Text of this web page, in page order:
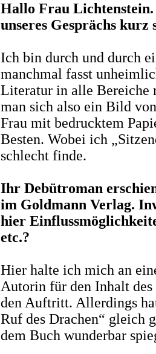
Hallo Frau Lichtenstein.
unseres Gesprächs kurz
Ich bin durch und durch
manchmal fasst
Literatur in alle Bereiche
man sich also ein Bild
Frau mit bedrucktem
Besten. Wobei ich
schlecht finde.
Ihr Debütroman
im Goldmann Verlag.
hier
etc.?
Hier halte ich mich an
Autorin für den Inhalt
den Auftritt. Allerdings
Ruf des Drachen“ gleich
dem Buch wunderbar